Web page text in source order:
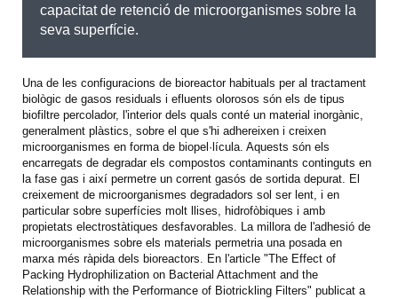
capacitat de retenció de microorganismes sobre la
seva superfície.
Una de les configuracions de bioreactor habituals per al tractament
biològic de gasos residuals i efluents olorosos són els de tipus
biofiltre percolador, l'interior dels quals conté un material inorgànic,
generalment plàstics, sobre el que s'hi adhereixen i creixen
microorganismes en forma de biopel·lícula. Aquests són els
encarregats de degradar els compostos contaminants continguts en
la fase gas i així permetre un corrent gasós de sortida depurat. El
creixement de microorganismes degradadors sol ser lent, i en
particular sobre superfícies molt llises, hidrofòbiques i amb
propietats electrostàtiques desfavorables. La millora de l'adhesió de
microorganismes sobre els materials permetria una posada en
marxa més ràpida dels bioreactors. En l'article "The Effect of
Packing Hydrophilization on Bacterial Attachment and the
Relationship with the Performance of Biotrickling Filters" publicat a